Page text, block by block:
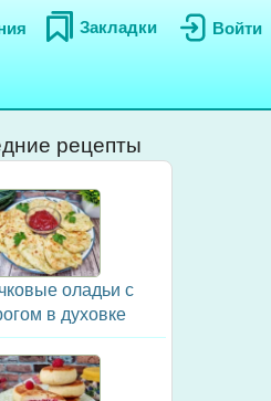
Войти
Закладки
рецепты
оладьи с
в духовке